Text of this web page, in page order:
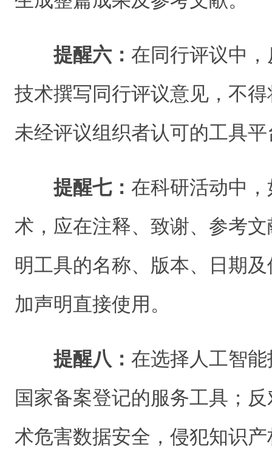
提醒六： 在同行评议中
技术撰写同行评议意见，不
未经评议组织者认可的工具平
提醒七： 在科研活动中
术，应在注释、致谢、参考
明工具的名称、版本、日期
加声明直接使用。
提醒八： 在选择人工智
国家备案登记的服务工具；
术危害数据安全，侵犯知识